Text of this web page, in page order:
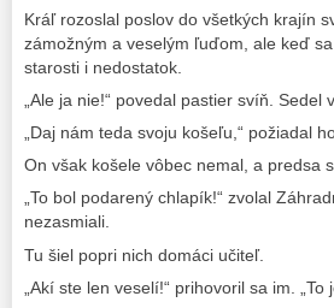
Kráľ rozoslal poslov do všetkých krajín
zámožným a veselým ľuďom, ale keď
starosti i nedostatok.
„Ale ja nie!“ povedal pastier svíň.
„Daj nám teda svoju košeľu,“ požiadal
On však košele vôbec nemal, a predsa
„To bol podarený chlapík!“ zvolal
nezasmiali.
Tu šiel popri nich domáci učiteľ.
„Akí ste len veselí!“ prihovoril sa im.